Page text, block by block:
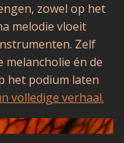
zowel op het
melodie vloeit
Zelf
melancholie én de
het podium laten
volledige verhaal.